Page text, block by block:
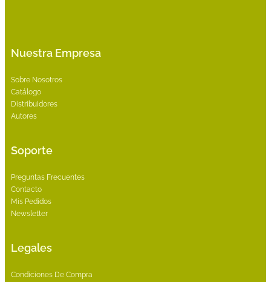
Nuestra Empresa
Sobre Nosotros
Catálogo
Distribuidores
Autores
Soporte
Preguntas Frecuentes
Contacto
Mis Pedidos
Newsletter
Legales
Condiciones De Compra